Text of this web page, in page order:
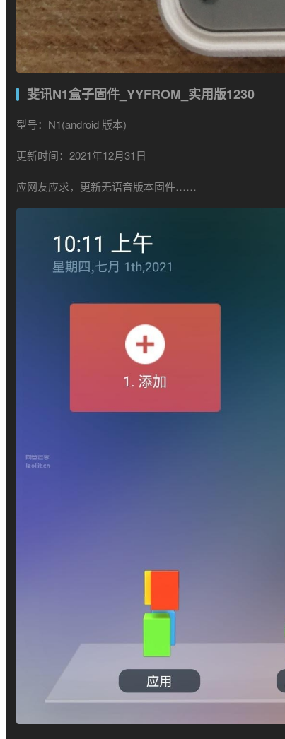
斐讯N1盒子固件_YYFROM_实用版1230
型号：N1(android 版本)
更新时间：2021年12月31日
应网友应求，更新无语音版本固件……